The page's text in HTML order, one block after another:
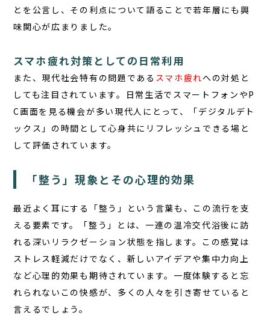
とを公言し、その利点について語ることで若年層にも興
味関心が広まりました。
スマホ疲れ対策としての日常利用
また、現代社会特有の問題である スマホ疲れへの対処と
しても注目されています。日常生活でスマートフォンやP
C画面を見る機会が多い現代人にとって、「デジタルデト
ックス」の時間として心身共にリフレッシュできる場と
して評価されています。
「整う」現象とその心理的効果
最近よく耳にする「整う」という言葉も、この流行を支
える要素です。「整う」とは、一連の温冷交代浴後に訪
れる深いリラクゼーション状態を指します。この感覚は
ストレス軽減だけでなく、新しいアイデアや集中力向上
など心理的効果も期待されています。一度体験すると忘
れられないこの快感が、多くの人々を引き寄せていると
言えるでしょう。